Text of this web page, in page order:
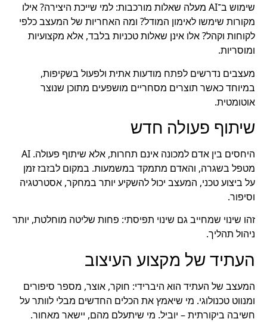
שימוש ב־AI מעלה שאלות מורכבות: למי שייכת היצירה? אילו
מקורות שימשו לאימון המודל? ומה האחריות של המעצב כלפי
לקוחות וקהל? אלו אינן שאלות טכניות בלבד, אלא מקצועיות
ומוסריות.
מעצבים נדרשים לפתח מודעות אתית ולפעול בשקיפות,
במיוחד כאשר תוצרים מסחריים מושפעים מתוכן שנוצר
אוטומטית.
שיתוף פעולה חדש
היחסים בין אדם למכונה אינם תחרות, אלא שיתוף פעולה. AI
מטפל בשגרה, והאדם מתמקד במשמעות. במקום לבזבז זמן
על ביצוע טכני, המעצב יכול להשקיע יותר במחקר, אסטרטגיה
וסיפור.
זהו שינוי שמחייב גם שינוי תפיסתי: פחות שליטה מוחלטת, יותר
ניהול תהליך.
העתיד של מקצוע העיצוב
המעצב של העתיד הוא היברידי: חוקר, אוצר, מספר סיפורים
ומנווט טכנולוגי. מי שיאמץ את הכלים החדשים מבלי לוותר על
חשיבה ביקורתית – יוביל. מי שיתעלם מהם, יישאר מאחור.